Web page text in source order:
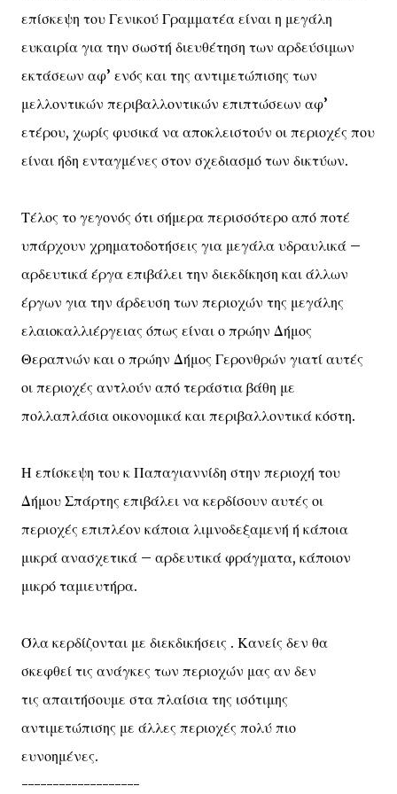
επίσκεψη του Γενικού Γραμματέα είναι η μεγάλη
ευκαιρία για την σωστή διευθέτηση των αρδεύσιμων
εκτάσεων αφ’ ενός και της αντιμετώπισης των
μελλοντικών περιβαλλοντικών επιπτώσεων αφ’
ετέρου, χωρίς φυσικά να αποκλειστούν οι περιοχές που
είναι ήδη ενταγμένες στον σχεδιασμό των δικτύων.
Τέλος το γεγονός ότι σήμερα περισσότερο από ποτέ
υπάρχουν χρηματοδοτήσεις για μεγάλα υδραυλικά –
αρδευτικά έργα επιβάλει την διεκδίκηση και άλλων
έργων για την άρδευση των περιοχών της μεγάλης
ελαιοκαλλιέργειας όπως είναι ο πρώην Δήμος
Θεραπνών και ο πρώην Δήμος Γερονθρών γιατί αυτές
οι περιοχές αντλούν από τεράστια βάθη με
πολλαπλάσια οικονομικά και περιβαλλοντικά κόστη.
Η επίσκεψη του κ Παπαγιαννίδη στην περιοχή του
Δήμου Σπάρτης επιβάλει να κερδίσουν αυτές οι
περιοχές επιπλέον κάποια λιμνοδεξαμενή ή κάποια
μικρά ανασχετικά – αρδευτικά φράγματα, κάποιον
μικρό ταμιευτήρα.
Όλα κερδίζονται με διεκδικήσεις . Κανείς δεν θα
σκεφθεί τις ανάγκες των περιοχών μας αν δεν
τις απαιτήσουμε στα πλαίσια της ισότιμης
αντιμετώπισης με άλλες περιοχές πολύ πιο
ευνοημένες.
-------------------